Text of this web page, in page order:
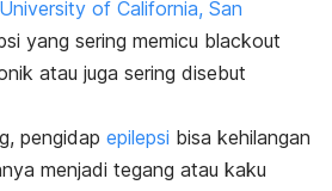
University of California, San
yang sering memicu blackout
atau juga sering disebut
pengidap epilepsi bisa kehilangan
menjadi tegang atau kaku